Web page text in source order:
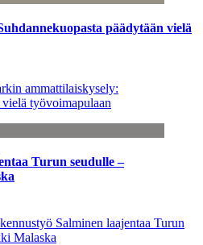
päädytään vielä
ammattilaiskysely:
vielä työvoimapulaan
Turun seudulle –
Salminen laajentaa Turun
Malaska